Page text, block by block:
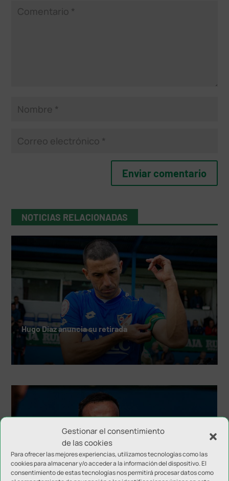
Gestionar el consentimiento
de las cookies
Para ofrecer las mejores experiencias, utilizamos tecnologías como las
cookies para almacenar y/o acceder a la información del dispositivo. El
consentimiento de estas tecnologías nos permitirá procesar datos como
NOTICIAS RELACIONADAS
Hugo Díaz anuncia su retirada
El Linares Deportivo configura el cuerpo técnico